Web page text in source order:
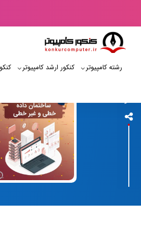
رشته کامپیوتر کنکور ارشد کامپیوتر